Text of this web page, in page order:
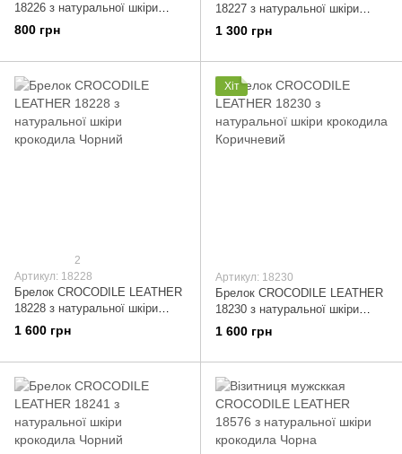
18226 з натуральної шкіри
крокодила Чорний
800 грн
18227 з натуральної шкіри
крокодила Коричневий
1 300 грн
2
Артикул: 18228
Брелок CROCODILE LEATHER
18228 з натуральної шкіри
крокодила Чорний
1 600 грн
Хіт
Артикул: 18230
Брелок CROCODILE LEATHER
18230 з натуральної шкіри
крокодила Коричневий
1 600 грн